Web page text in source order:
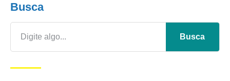
Busca
Busca